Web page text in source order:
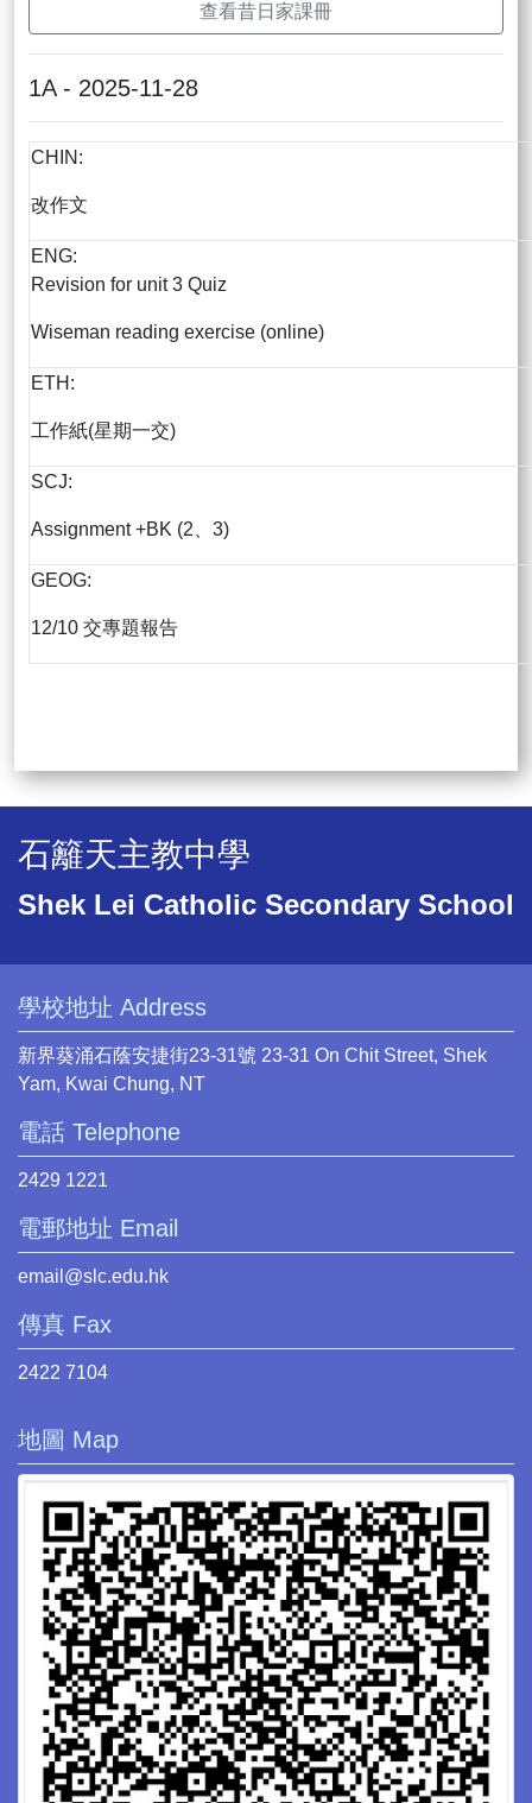
查看昔日家課冊
1A - 2025-11-28
CHIN:
改作文
ENG:
Revision for unit 3 Quiz
Wiseman reading exercise (online)
ETH:
工作紙(星期一交)
SCJ:
Assignment +BK (2、3)
GEOG:
12/10 交專題報告
石籬天主教中學
Shek Lei Catholic Secondary School
學校地址 Address
新界葵涌石蔭安捷街23-31號 23-31 On Chit Street, Shek
Yam, Kwai Chung, NT
電話 Telephone
2429 1221
電郵地址 Email
email@slc.edu.hk
傳真 Fax
2422 7104
地圖 Map